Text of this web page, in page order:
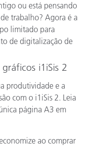
ou está pensando
trabalho? Agora é a
limitado para
de digitalização de
i1iSis 2
produtividade e a
com o i1iSis 2. Leia
página A3 em
ao comprar